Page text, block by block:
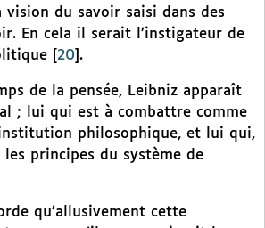
vision du savoir saisi dans des
En cela il serait l’instigateur de
20 .
de la pensée, Leibniz apparaît
; lui qui est à combattre comme
philosophique, et lui qui,
les principes du système de
qu’allusivement cette